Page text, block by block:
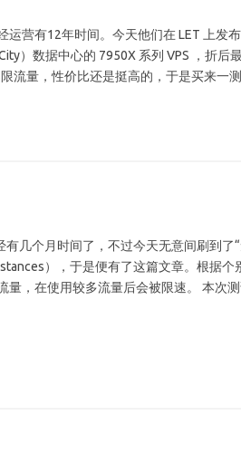
运营有12年时间。今天他们在 LET 上发
）数据中心的 7950X 系列 VPS ，折后
流量，性价比还是挺高的，于是买来一测
几个月时间了，不过今天无意间刷到了
），于是便有了这篇文章。根据个
量，在使用较多流量后会被限速。 本次